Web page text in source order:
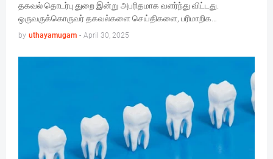
தகவல் தொடர்பு துறை இன்று அபரிதமாக வளர்ந்து விட்டது.
ஒருவருக்கொருவர் தகவல்களை செய்திகளை, பரிமாறிக…
by uthayamugam - April 30, 2025